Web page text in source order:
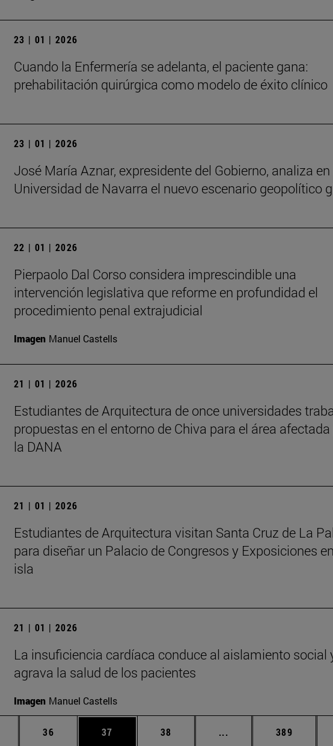
23 | 01 | 2026
Cuando la Enfermería se adelanta, el paciente gana:
prehabilitación quirúrgica como modelo de éxito clínico
23 | 01 | 2026
José María Aznar, expresidente del Gobierno, analiza en
Universidad de Navarra el nuevo escenario geopolítico
22 | 01 | 2026
Pierpaolo Dal Corso considera imprescindible una
intervención legislativa que reforme en profundidad el
procedimiento penal extrajudicial
Imagen Manuel Castells
21 | 01 | 2026
Estudiantes de Arquitectura de once universidades
propuestas en el entorno de Chiva para el área
la DANA
21 | 01 | 2026
Estudiantes de Arquitectura visitan Santa Cruz de La
para diseñar un Palacio de Congresos y Exposiciones
isla
21 | 01 | 2026
La insuficiencia cardíaca conduce al aislamiento social
agrava la salud de los pacientes
Imagen Manuel Castells
Páginas intermedias Use TAB para desplazarse.
Página
36 Página
37 Página
38 ... Páginas intermedias
Página
389